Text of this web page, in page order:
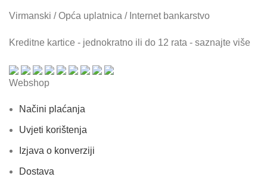
Virmanski / Opća uplatnica / Internet bankarstvo
Kreditne kartice - jednokratno ili do 12 rata - saznajte više
Webshop
Načini plaćanja
Uvjeti korištenja
Izjava o konverziji
Dostava